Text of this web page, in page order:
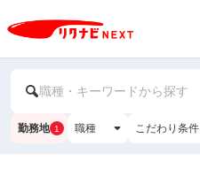
職種・キーワードから探す
勤務地 1 職種 こだわり条件